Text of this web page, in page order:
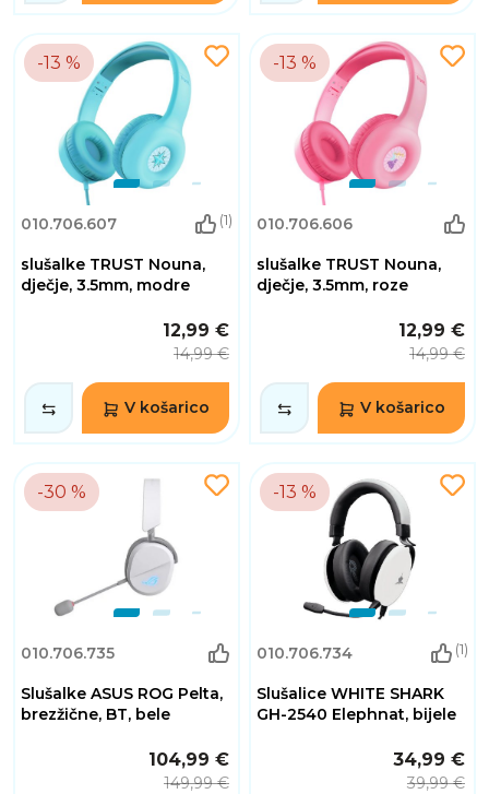
-13 %
010.706.607 (1)
slušalke TRUST Nouna,
dječje, 3.5mm, modre
12,99 €
14,99 €
V košarico
-13 %
010.706.606
slušalke TRUST Nouna,
dječje, 3.5mm, roze
12,99 €
14,99 €
V košarico
-30 %
010.706.735
Slušalke ASUS ROG Pelta,
brezžične, BT, bele
104,99 €
149,99 €
-13 %
010.706.734 (1)
Slušalice WHITE SHARK
GH-2540 Elephnat, bijele
34,99 €
39,99 €